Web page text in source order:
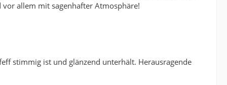
allem mit sagenhafter Atmosphäre!
stimmig ist und glänzend unterhält. Herausragende